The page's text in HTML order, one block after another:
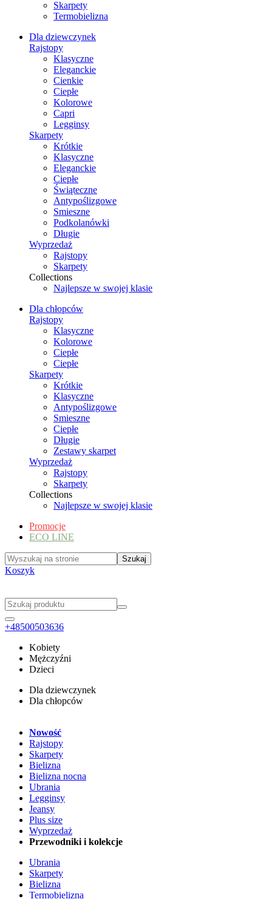
Skarpety
Termobielizna
Dla dziewczynek
Rajstopy
Klasyczne
Eleganckie
Cienkie
Ciepłe
Kolorowe
Capri
Legginsy
Skarpety
Krótkie
Klasyczne
Eleganckie
Ciepłe
Świąteczne
Antypoślizgowe
Smieszne
Podkolanówki
Długie
Wyprzedaż
Rajstopy
Skarpety
Collections
Najlepsze w swojej klasie
Dla chłopców
Rajstopy
Klasyczne
Kolorowe
Ciepłe
Ciepłe
Skarpety
Krótkie
Klasyczne
Antypoślizgowe
Smieszne
Ciepłe
Długie
Zestawy skarpet
Wyprzedaż
Rajstopy
Skarpety
Collections
Najlepsze w swojej klasie
Promocje
ECO LINE
Koszyk
+48500503636
Kobiety
Mężczyźni
Dzieci
Dla dziewczynek
Dla chłopców
Nowość
Rajstopy
Skarpety
Bielizna
Bielizna nocna
Ubrania
Legginsy
Jeansy
Plus size
Wyprzedaż
Przewodniki i kolekcje
Ubrania
Skarpety
Bielizna
Termobielizna